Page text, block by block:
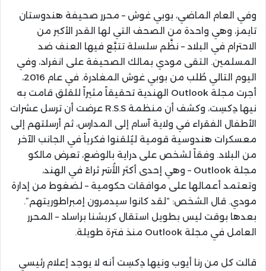
وفي العام الماضي، بوبي غوش – محرر صحيفة هندوستان
تايمز، وهي واحدة من الصحف التي لها القدر الأكبر من
الاحترام في البلاد – نظَّم سلسلة تتبَّع فيها العنف ضد
المسلمين. التقى مودي بمالك الصحيفة على انفراد، وفي
اليوم التالي طُلب من بوبي غوش المغادرة. في عام 2016،
أجرت مجلة Outlook الهندية تحقيقاً مثيراً للقلق قامت به
نيها دِكسِت، وكشف أن منظمة R.S.S عرضت أن ترسل عشرات
الأطفال الفقراء في ولاية آسام إلى المدارس، ثم أرسلتهم إلى
معسكرات هندوسية قومية ليُلقنوا فكرياً في الجانب الآخر
من البلاد. وفقاً لشخص على دراية بالوضع، تعرض مالكو
مجلة Outlook – وهي إحدى أكثر الأُسَر ثراءً في الهند،
وتعتمد أعمالها على موافقات حكومية – لضغوط من إدارة
مودي. قال الشخص: “لقد كانوا سيدمرون إمبراطوريتهم”.
بعدها بوقت ليس بطويل استقال كريشنا براساد – المحرر
العامل في مجلة Outlook منذ فترة طويلة.
قالت كل من رنا أيوب ونيها دِكسِت أنه لا يوجد إعلام رئيسي